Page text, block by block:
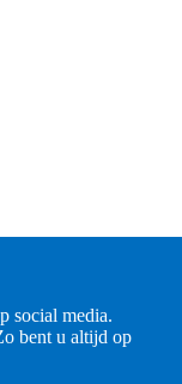
social media.
bent u altijd op